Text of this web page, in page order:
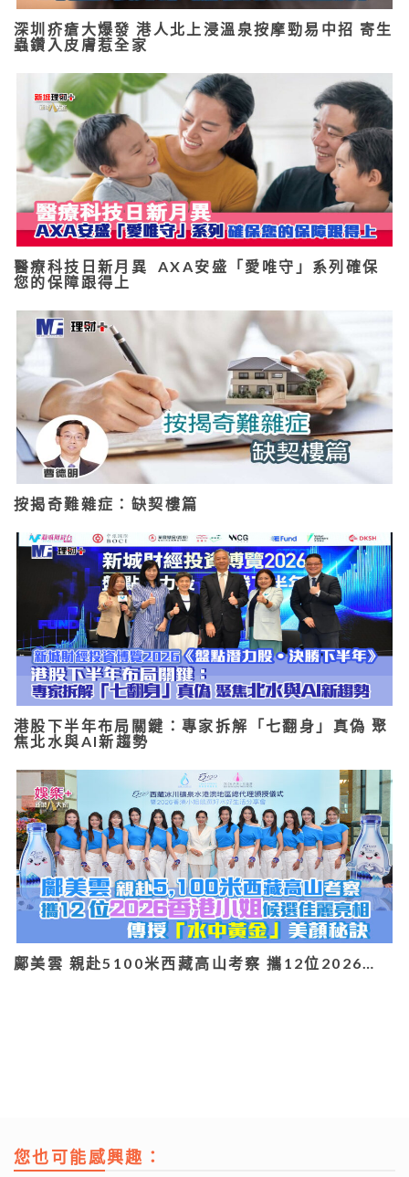
深圳疥瘡大爆發 港人北上浸溫泉按摩勁易中招 寄生
蟲鑽入皮膚惹全家
醫療科技日新月異 AXA安盛「愛唯守」系列確保
您的保障跟得上
按揭奇難雜症：缺契樓篇
港股下半年布局關鍵：專家拆解「七翻身」真偽 聚
焦北水與AI新趨勢
鄺美雲 親赴5100米西藏高山考察 攜12位2026…
您也可能感興趣：